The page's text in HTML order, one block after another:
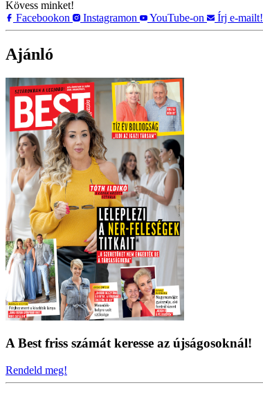
Kövess minket!
Facebookon
Instagramon YouTube-on Írj e-mailt!
Ajánló
A Best friss számát keresse az újságosoknál!
Rendeld meg!